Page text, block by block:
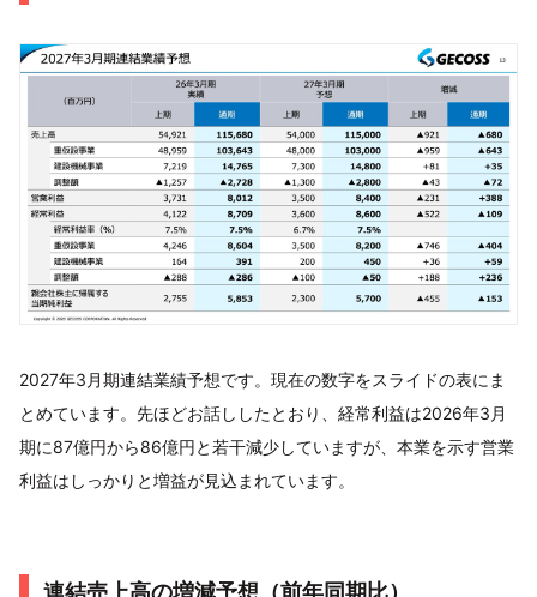
2027年3月期連結業績予想です。現在の数字をスライドの表にま
とめています。先ほどお話ししたとおり、経常利益は2026年3月
期に87億円から86億円と若干減少していますが、本業を示す営業
利益はしっかりと増益が見込まれています。
連結売上高の増減予想（前年同期比）